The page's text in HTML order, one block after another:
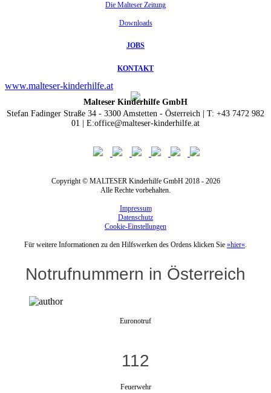
Die Malteser Zeitung
Downloads
JOBS
KONTAKT
www.malteser-kinderhilfe.at
Malteser Kinderhilfe GmbH
Stefan Fadinger Straße 34 - 3300 Amstetten - Österreich | T: +43 7472 982
01 | E:office@malteser-kinderhilfe.at
Copyright © MALTESER Kinderhilfe GmbH 2018 - 2026
Alle Rechte vorbehalten.
Impressum
Datenschutz
Cookie-Einstellungen
Für weitere Informationen zu den Hilfswerken des Ordens klicken Sie »hier«.
Notrufnummern in Österreich
Euronotruf
112
Feuerwehr